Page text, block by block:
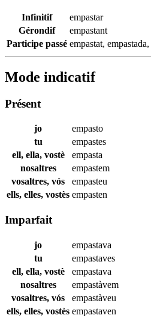
Infinitif
empastar
Gérondif
empastant
Participe passé empastat, empastada,
Mode indicatif
Présent
jo
empasto
tu
empastes
ell, ella, vostè
empasta
nosaltres
empastem
vosaltres, vós
empasteu
ells, elles, vostès empasten
Imparfait
jo
empastava
tu
empastaves
ell, ella, vostè
empastava
nosaltres
empastàvem
vosaltres, vós
empastàveu
ells, elles, vostès empastaven